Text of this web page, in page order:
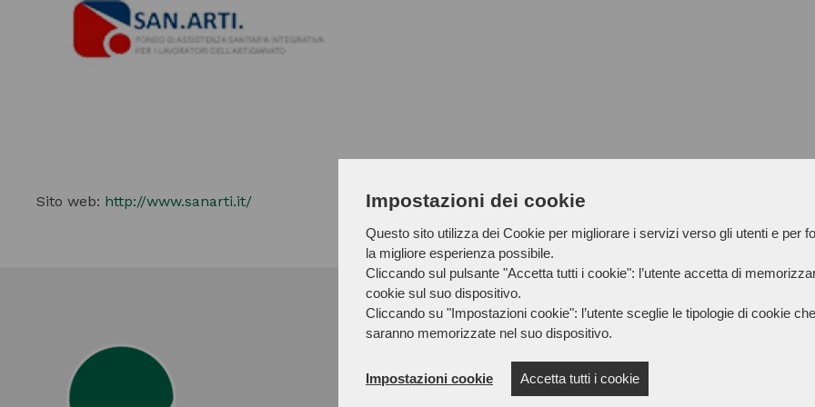
Impostazioni dei cookie
Questo sito utilizza dei Cookie per migliorare i servizi verso gli utenti e per
la migliore esperienza possibile.
Cliccando sul pulsante "Accetta tutti i cookie": l’utente accetta di
cookie sul suo dispositivo.
Cliccando su "Impostazioni cookie": l’utente sceglie le tipologie di cookie che
saranno memorizzate nel suo dispositivo.
Impostazioni cookie Accetta tutti i cookie
Sito web: http://www.sanarti.it/
FEMCA CISL